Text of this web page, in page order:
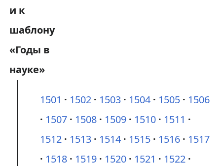
1501 1502 1503 1504 1505
1506
1507
1508 1509 1510
1511
1512
1513 1514 1515 1516
1517
1518
1519 1520 1521
1522